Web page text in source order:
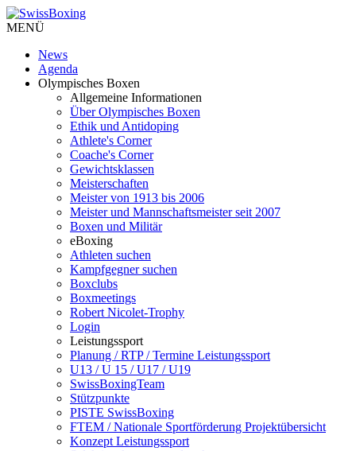
MENÜ
News
Agenda
Olympisches Boxen
Allgemeine Informationen
Über Olympisches Boxen
Ethik und Antidoping
Athlete's Corner
Coache's Corner
Gewichtsklassen
Meisterschaften
Meister von 1913 bis 2006
Meister und Mannschaftsmeister seit 2007
Boxen und Militär
eBoxing
Athleten suchen
Kampfgegner suchen
Boxclubs
Boxmeetings
Robert Nicolet-Trophy
Login
Leistungssport
Planung / RTP / Termine Leistungssport
U13 / U 15 / U17 / U19
SwissBoxingTeam
Stützpunkte
PISTE SwissBoxing
FTEM / Nationale Sportförderung Projektübersicht
Konzept Leistungssport